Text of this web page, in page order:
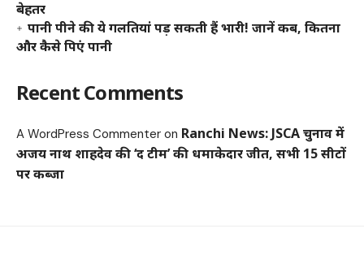
बेहतर
पानी पीने की ये गलतियां पड़ सकती हैं भारी! जानें कब, कितना
और कैसे पिएं पानी
Recent Comments
A WordPress Commenter on Ranchi News: JSCA चुनाव में
अजय नाथ शाहदेव की ‘द टीम’ की धमाकेदार जीत, सभी 15 सीटों
पर कब्जा